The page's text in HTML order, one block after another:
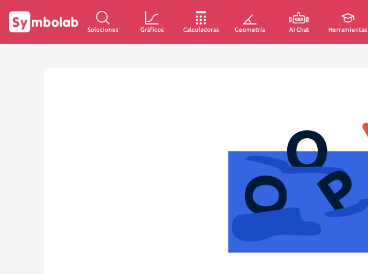
Soluciones Gráficos Calculadoras Geometría AI Chat Herramientas